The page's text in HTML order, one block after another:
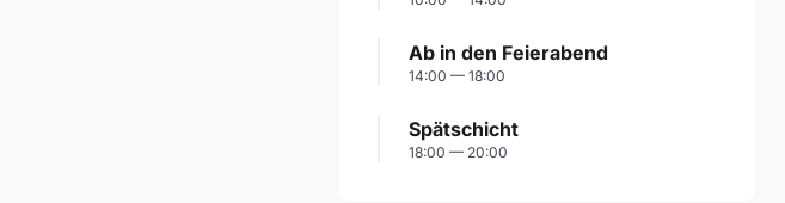
Ab in den Feierabend
14:00 — 18:00
Spätschicht
18:00 — 20:00